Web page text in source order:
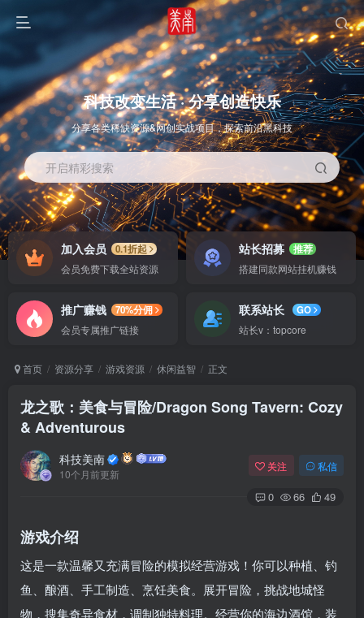
OS教程 SOFT教程
软件
Arch Linux
Linux软件 Android软件
科技改变生活 · 分享创造快乐
分享各类稀缺资源&网创实战项目，探索前沿黑科技
开启精彩搜索
加入会员
0.1折起
会员免费下载全站资源
站长招募
推荐
搭建同款网站挂机赚钱
推广赚钱
70%分佣
会员专属推广链接
联系站长
GO
站长v：topcore
首页 资源分享 游戏资源 休闲益智 正文
龙之歌：美食与冒险/Dragon Song Tavern: Cozy
& Adventurous
科技美南
10个月前更新
关注 私信
0 66 49
游戏介绍
这是一款温馨又充满冒险的模拟经营游戏！你可以种植、钓
鱼、酿酒、手工制造、烹饪美食。展开冒险，挑战地城怪
物，搜集奇异食材，调制独特料理。经营你的海边酒馆，装